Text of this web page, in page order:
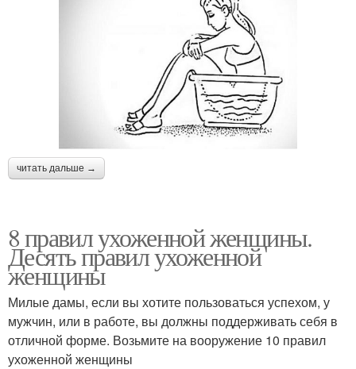
читать дальше →
8 правил ухоженной женщины.
Десять правил ухоженной
женщины
Милые дамы, если вы хотите пользоваться успехом, у
мужчин, или в работе, вы должны поддерживать себя в
отличной форме. Возьмите на вооружение 10 правил
ухоженной женщины